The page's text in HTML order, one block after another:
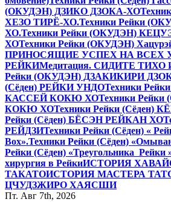
(ОКУДЭН) ДЗИКО ДЗОКА-ХО
ХЕЗО ТИРЁ-ХО.Техники Рейки
ХО.Техники Рейки (ОКУДЭН)
ХОТехники Рейки (ОКУДЭН)
ПРИНОСЯЩИЕ УСПЕХ НА ВСЕХ
РЕЙКИМедитация. СИДИТЕ
Рейки (ОКУДЭН) ДЗАКИКИРИ
(Сёден) РЕЙКИ УНДОТехники
КАССЕЙ КОКЮ ХОТехники
КОКЮ ХОТехники Рейки (Сёден)
Рейки (Сёден) БЁСЭН РЕЙКАН ХО
РЕЙДЗИТехники Рейки (Сёден) «
Вox».Техники Рейки (Сёден)
Рейки (Сёден) «Треугольника Рейки
хирургия в РейкиИСТОРИЯ
ТАКАТОИСТОРИЯ МАСТЕРА
ЦЧУДЗЖИРО ХАЯСШИ
Пт. Авг 7th, 2026